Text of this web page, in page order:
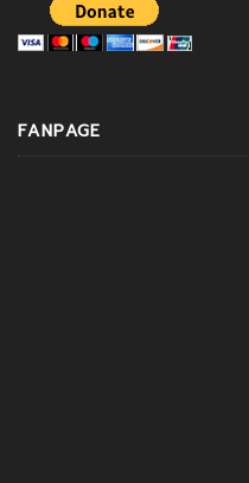
FANPAGE